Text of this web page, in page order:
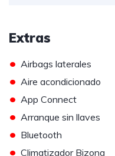
Extras
• Airbags laterales
• Aire acondicionado
• App Connect
• Arranque sin llaves
• Bluetooth
• Climatizador Bizona